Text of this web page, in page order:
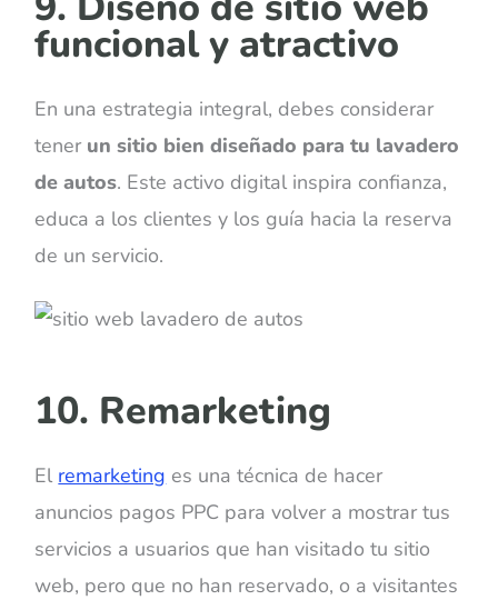
funcional y atractivo
En una estrategia integral, debes considerar
tener un sitio bien diseñado para tu lavadero
de autos. Este activo digital inspira confianza,
educa a los clientes y los guía hacia la reserva
de un servicio.
10. Remarketing
El remarketing es una técnica de hacer
anuncios pagos PPC para volver a mostrar tus
servicios a usuarios que han visitado tu sitio
web, pero que no han reservado, o a visitantes